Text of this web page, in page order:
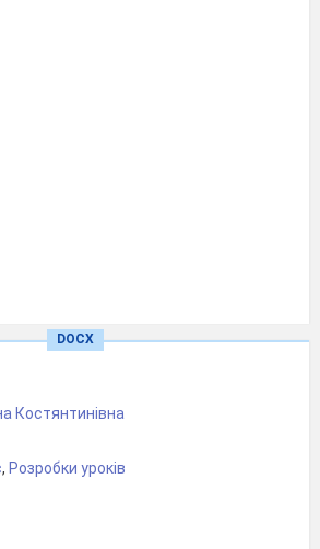
DOCX
Костянтинівна
, Розробки уроків